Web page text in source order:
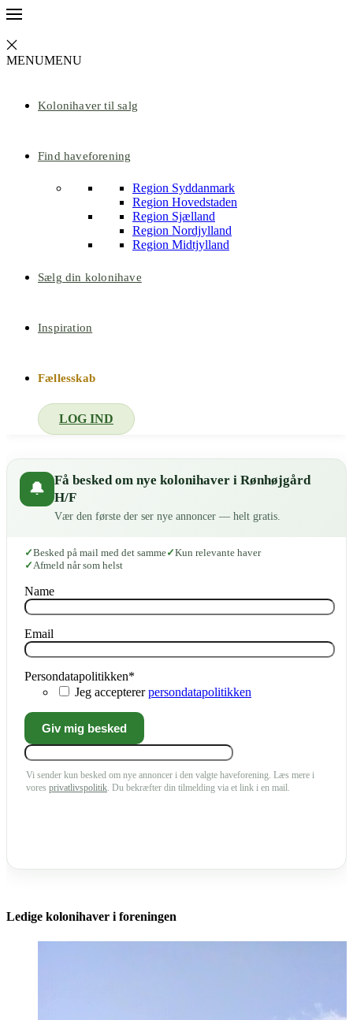
MENUMENU
Kolonihaver til salg
Find haveforening
Region Syddanmark
Region Hovedstaden
Region Sjælland
Region Nordjylland
Region Midtjylland
Sælg din kolonihave
Inspiration
Fællesskab
LOG IND
🔔
Få besked om nye kolonihaver i Rønhøjgård
H/F
Vær den første der ser nye annoncer — helt gratis.
Besked på mail med det samme
Kun relevante haver
Afmeld når som helst
Name
Email
Persondatapolitikken*
Jeg acceptererpersondatapolitikken
Vi sender kun besked om nye annoncer i den valgte haveforening. Læs mere i
vores privatlivspolitik. Du bekræfter din tilmelding via et link i en mail.
Ledige kolonihaver i foreningen